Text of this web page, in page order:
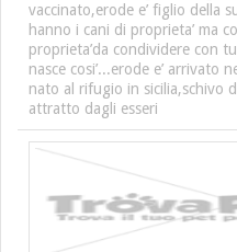
vaccinato,erode e’ figlio della
hanno i cani di proprieta’ ma
proprieta’da condividere con
nasce cosi’...erode e’ arrivato
nato al rifugio in sicilia,schivo
attratto dagli esseri